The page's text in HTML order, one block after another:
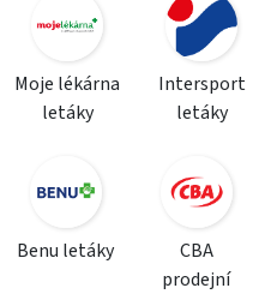
Moje lékárna
letáky
Intersport
letáky
Benu letáky
CBA
prodejní